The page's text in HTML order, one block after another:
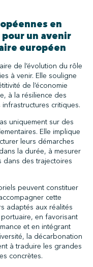
en
un avenir
européen
de l’évolution du rôle
à venir. Elle souligne
de l’économie
à la résilience des
critiques.
uniquement sur des
Elle implique
leurs démarches
la durée, à mesurer
dans des trajectoires
peuvent constituer
cette
adaptés aux réalités
en favorisant
et en intégrant
la décarbonation
à traduire les grandes
concrètes.